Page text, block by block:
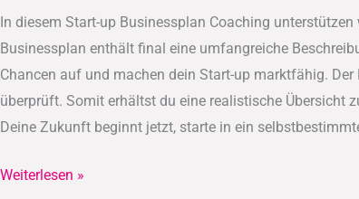
In diesem Start-up Businessplan Coaching
Businessplan enthält final eine umfangreiche
Chancen auf und machen dein Start-up marktfähig.
überprüft. Somit erhältst du eine realistische Übersicht
Deine Zukunft beginnt jetzt, starte in ein
Weiterlesen »